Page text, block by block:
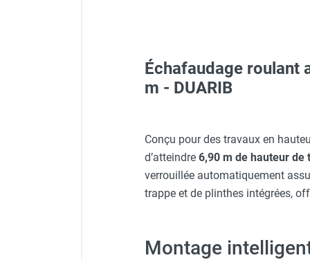
Veste de chantier PE10J -
Veste de chantier PE10J -
Gants classiques -
Échafaudage roulant
m - DUARIB
Conçu pour des travaux en
d’atteindre 6,90 m de hauteur de
verrouillée automatiquement
trappe et de plinthes intégrées,
Montage